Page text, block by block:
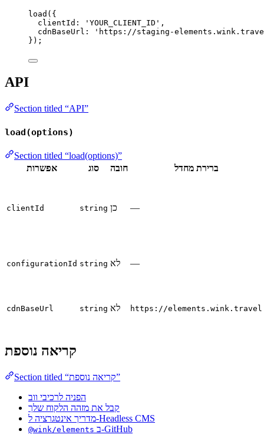
load ({
clientId:
' YOUR_CLIENT_ID ' ,
cdnBaseUrl:
' https://staging-
});
API
Section titled “API”
load(options)
Section titled “load(options)”
אפשרות
סוג חובה ברירת מחדל
clientId string כן —
configurationId string לא —
cdnBaseUrl string לא https://elements.wink.travel
קריאה נוספת
Section titled “קריאה נוספת”
הפניה לרכיבי ווב
קבל את מזהה הלקוח שלך
מדריך אינטגרציה ל-Headless CMS
@wink/elements ב-GitHub